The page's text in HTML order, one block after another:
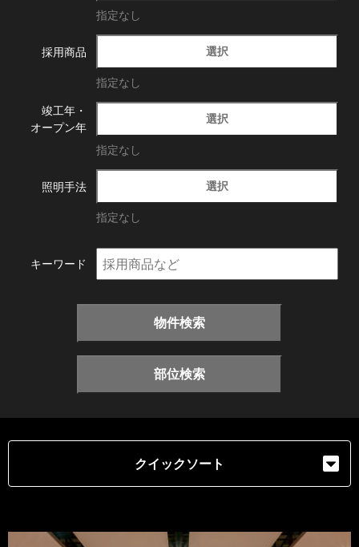
指定なし
採用商品 選択
指定なし
竣工年・
オープン年
選択
指定なし
照明手法 選択
指定なし
キーワード
物件検索
部位検索
クイックソート